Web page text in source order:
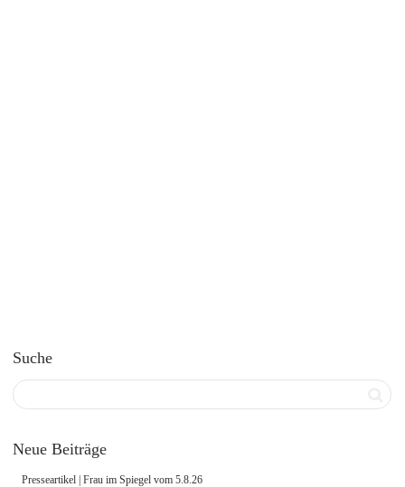
Suche
Neue Beiträge
Presseartikel | Frau im Spiegel vom 5.8.26